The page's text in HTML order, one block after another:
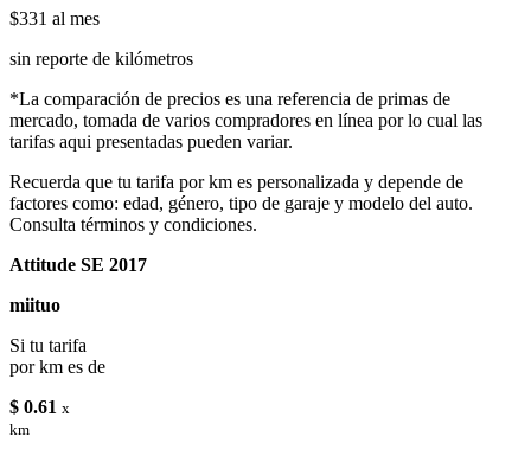
$331 al mes
sin reporte de kilómetros
*La comparación de precios es una referencia de primas de
mercado, tomada de varios compradores en línea por lo cual las
tarifas aqui presentadas pueden variar.
Recuerda que tu tarifa por km es personalizada y depende de
factores como: edad, género, tipo de garaje y modelo del auto.
Consulta términos y condiciones.
Attitude SE 2017
miituo
Si tu tarifa
por km es de
$ 0.61 x
km